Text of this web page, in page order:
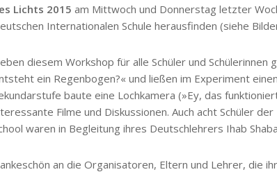
Lichts 2015 am Mittwoch und Donnerstag letzter
Internationalen Schule herausfinden (siehe
diesem Workshop für alle Schüler und Schülerinnen
ein Regenbogen?« und ließen im Experiment
baute eine Lochkamera (»Ey, das
Filme und Diskussionen. Auch acht Schüler
waren in Begleitung ihres Deutschlehrers Ihab
an die Organisatoren, Eltern und Lehrer, die